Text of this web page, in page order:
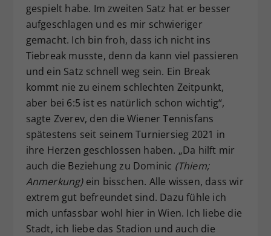
gespielt habe. Im zweiten Satz hat er besser
aufgeschlagen und es mir schwieriger
gemacht. Ich bin froh, dass ich nicht ins
Tiebreak musste, denn da kann viel passieren
und ein Satz schnell weg sein. Ein Break
kommt nie zu einem schlechten Zeitpunkt,
aber bei 6:5 ist es natürlich schon wichtig“,
sagte Zverev, den die Wiener Tennisfans
spätestens seit seinem Turniersieg 2021 in
ihre Herzen geschlossen haben. „Da hilft mir
auch die Beziehung zu Dominic (Thiem;
Anmerkung)ein bisschen. Alle wissen, dass wir
extrem gut befreundet sind. Dazu fühle ich
mich unfassbar wohl hier in Wien. Ich liebe die
Stadt, ich liebe das Stadion und auch die